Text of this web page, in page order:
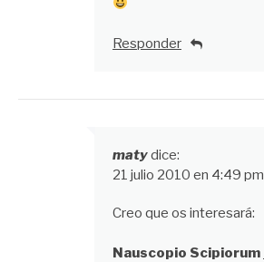
Responder
matydice:
21 julio 2010 en 4:49 pm
Creo que os interesará:
Nauscopio Scipiorum